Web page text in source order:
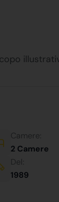
Camere:
2 Camere
Del:
1989